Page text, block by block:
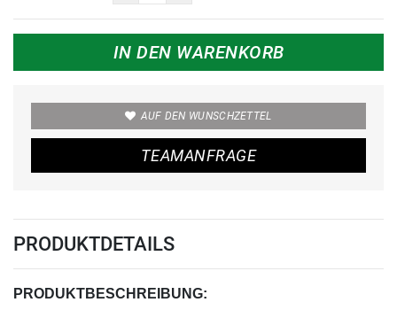
IN DEN WARENKORB
AUF DEN WUNSCHZETTEL
TEAMANFRAGE
PRODUKTDETAILS
PRODUKTBESCHREIBUNG: